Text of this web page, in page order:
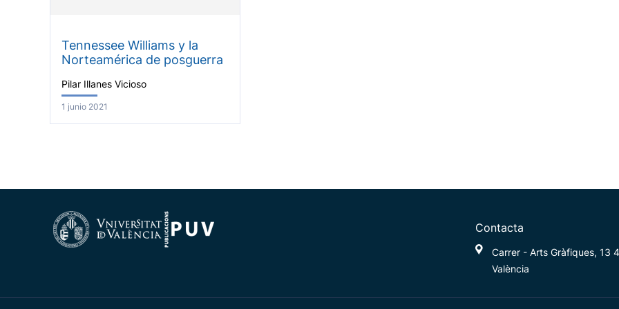
Tennessee Williams y la
Norteamérica de posguerra
Pilar Illanes Vicioso
1 junio 2021
Contacta
Carrer - Arts Gràfiques, 13
València